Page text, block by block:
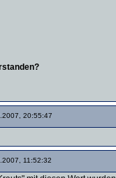
20:55:47
11:52:32